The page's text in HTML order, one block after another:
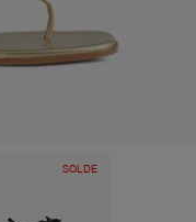
SOLDE